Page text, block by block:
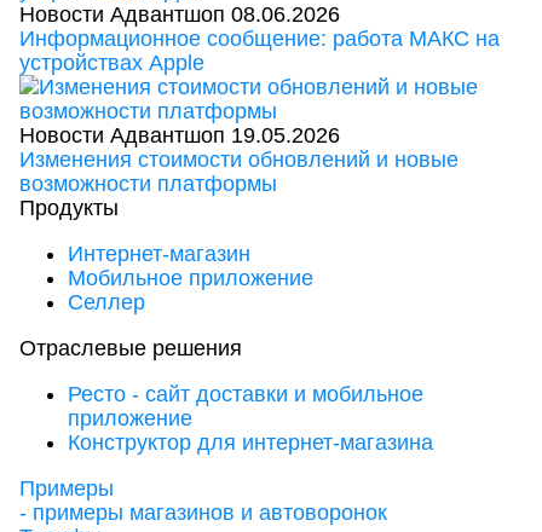
Новости Адвантшоп 08.06.2026
Информационное сообщение: работа МАКС на
устройствах Apple
Новости Адвантшоп 19.05.2026
Изменения стоимости обновлений и новые
возможности платформы
Продукты
Интернет-магазин
Мобильное приложение
Селлер
Отраслевые решения
Ресто - сайт доставки и мобильное
приложение
Конструктор для интернет-магазина
Примеры
- примеры магазинов и автоворонок